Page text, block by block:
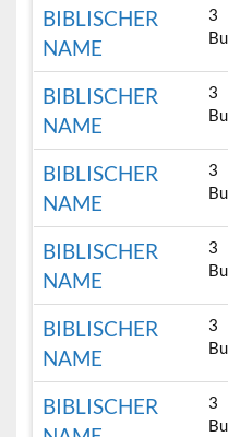
BIBLISCHER
NAME
3
BIBLISCHER
NAME
3
BIBLISCHER
NAME
3
BIBLISCHER
NAME
3
BIBLISCHER
NAME
3
BIBLISCHER
3